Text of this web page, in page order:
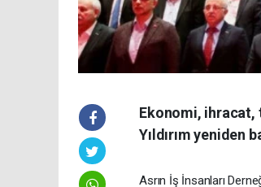
Ekonomi, ihracat,
Yıldırım yeniden
Asrın İş İnsanları